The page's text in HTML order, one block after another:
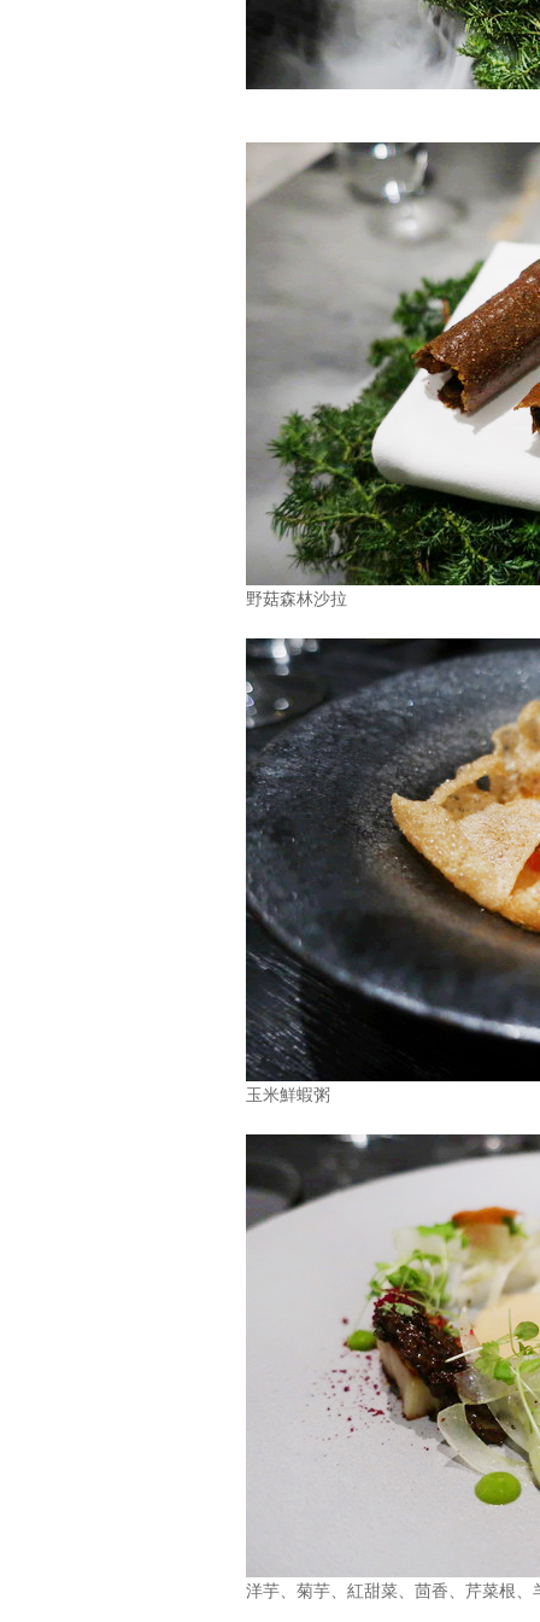
野菇森林沙拉
玉米鮮蝦粥
洋芋、菊芋、紅甜菜、茴香、芹菜根、